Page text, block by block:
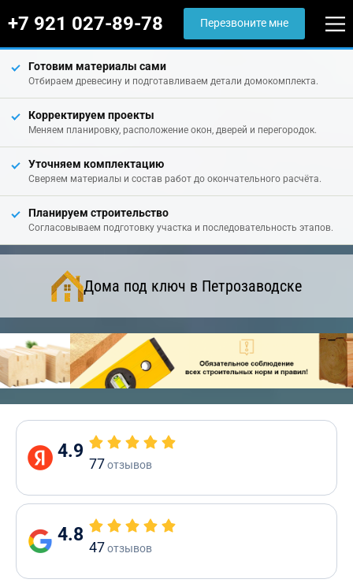
+7 921 027-89-78 Перезвоните мне
Готовим материалы сами
Отбираем древесину и подготавливаем детали домокомплекта.
Корректируем проекты
Меняем планировку, расположение окон, дверей и перегородок.
Уточняем комплектацию
Сверяем материалы и состав работ до окончательного расчёта.
Планируем строительство
Согласовываем подготовку участка и последовательность этапов.
Дома под ключ в Петрозаводске
4.9
77отзывов
4.8
47отзывов